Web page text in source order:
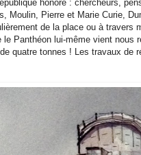
honore : chercheurs,
Moulin, Pierre et Marie Curie,
de la place ou à travers
le Panthéon lui-même vient
quatre tonnes ! Les travaux de